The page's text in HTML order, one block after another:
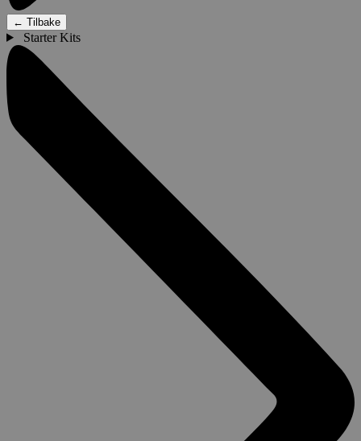
← Tilbake
Starter Kits